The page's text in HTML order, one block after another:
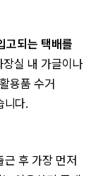
고되는 택배를
장실 내 가글이나
용품 수거
니다.
근 후 가장 먼저